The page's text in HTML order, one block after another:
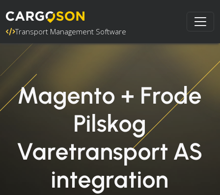
Transport Management Software
Magento + Frode
Pilskog
Varetransport AS
integration